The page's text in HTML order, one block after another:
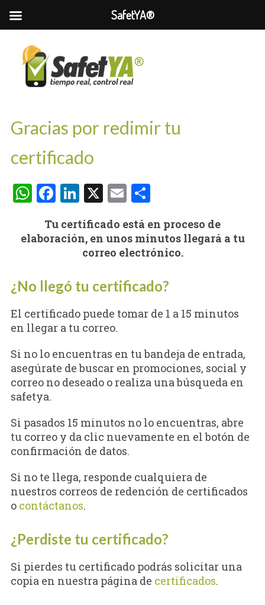
Gracias por redimir tu
certificado
WhatsApp
Facebook
LinkedIn
X EmailCompartir
Tu certificado está en proceso de
elaboración, en unos minutos llegará a tu
correo electrónico.
¿No llegó tu certificado?
El certificado puede tomar de 1 a 15 minutos
en llegar a tu correo.
Si no lo encuentras en tu bandeja de entrada,
asegúrate de buscar en promociones, social y
correo no deseado o realiza una búsqueda en
safetya.
Si pasados 15 minutos no lo encuentras, abre
tu correo y da clic nuevamente en el botón de
confirmación de datos.
Si no te llega, responde cualquiera de
nuestros correos de redención de certificados
o contáctanos.
¿Perdiste tu certificado?
Si pierdes tu certificado podrás solicitar una
copia en nuestra página de certificados.
SafetYA®